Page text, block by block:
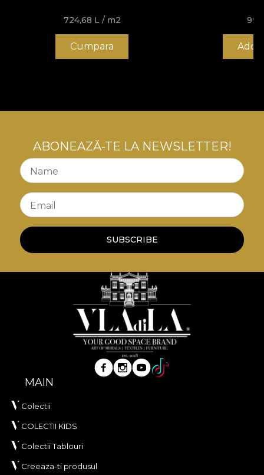
724,68 L / m2
Cumpara Add
ABONEAZĂ-TE LA NEWSLETTER!
Name
Email
SUBSCRIBE
MAIN
Colectii
COLECTII KIDS
Colectii Tablouri
Creeaza-ti produsul